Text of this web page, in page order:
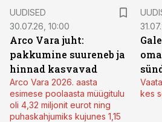
UUDISED
30.07.26, 10:00
Arco Vara juht:
pakkumine suureneb ja
hinnad kasvavad
Arco Vara 2026. aasta
esimese poolaasta müügitulu
oli 4,32 miljonit eurot ning
puhaskahjumiks kujunes 1,15
kes